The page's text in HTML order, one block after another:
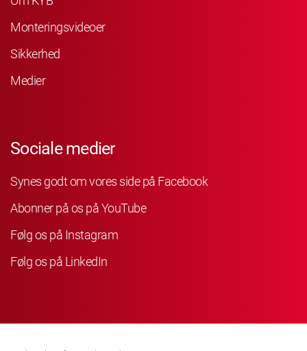
Monteringsvideoer
Sikkerhed
Medier
Sociale medier
Synes godt om vores side på Facebook
Abonner på os på YouTube
Følg os på Instagram
Følg os på LinkedIn